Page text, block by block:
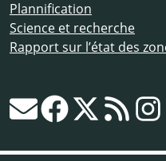
Plannification
Science et recherche
Rapport sur l’état des